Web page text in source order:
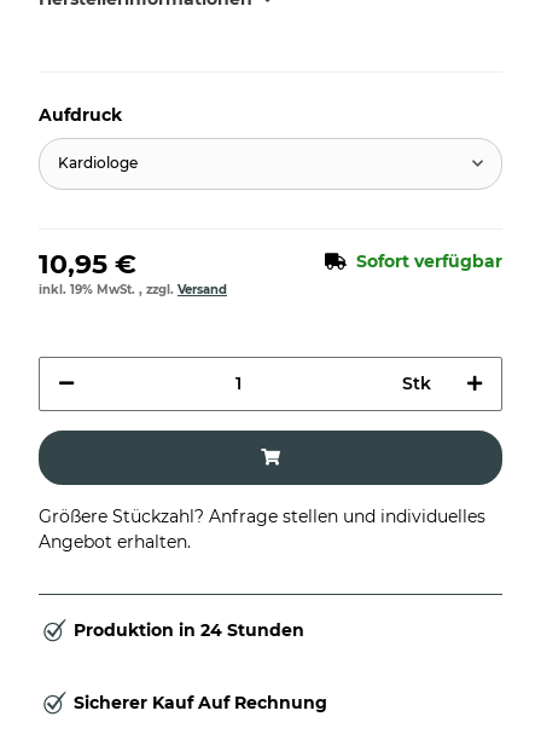
Aufdruck
Kardiologe
10,95 € Sofort verfügbar
inkl. 19% MwSt. , zzgl. Versand
Stk
Größere Stückzahl? Anfrage stellen und individuelles
Angebot erhalten.
Produktion in 24 Stunden
Sicherer Kauf Auf Rechnung